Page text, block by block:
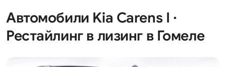
Автомобили Kia Carens I ·
Рестайлинг в лизинг в Гомеле